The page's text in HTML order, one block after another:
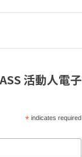
活動人電子
*indicates required